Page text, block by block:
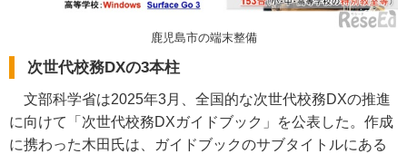
鹿児島市の端末整備
次世代校務DXの3本柱
文部科学省は2025年3月、全国的な次世代校務DXの推進
に向けて「次世代校務DXガイドブック」を公表した。作成
に携わった木田氏は、ガイドブックのサブタイトルにある